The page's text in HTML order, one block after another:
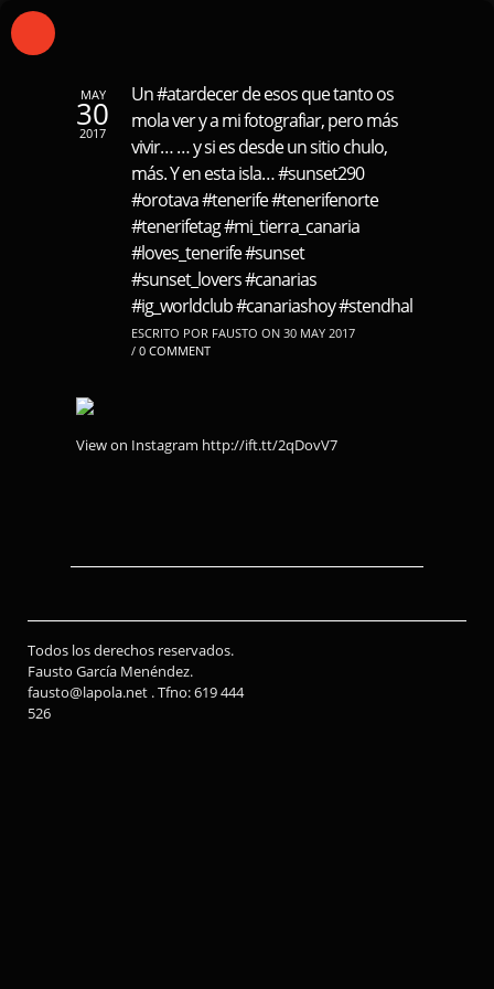
MAY
30
2017
Un #atardecer de esos que tanto os
mola ver y a mi fotografiar, pero más
vivir… … y si es desde un sitio chulo,
más. Y en esta isla… #sunset290
#orotava #tenerife #tenerifenorte
#tenerifetag #mi_tierra_canaria
#loves_tenerife #sunset
#sunset_lovers #canarias
#ig_worldclub #canariashoy #stendhal
ESCRITO POR FAUSTO ON 30 MAY 2017
/ 0 COMMENT
View on Instagram http://ift.tt/2qDovV7
Todos los derechos reservados.
Fausto García Menéndez.
fausto@lapola.net . Tfno: 619 444
526